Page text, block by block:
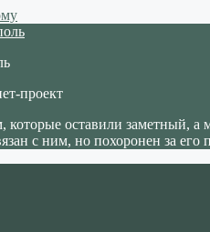
проект
оставили заметный, а
с ним, но похоронен за его